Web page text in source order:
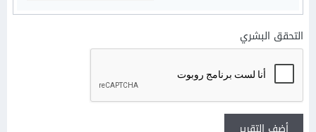
التحقق البشري